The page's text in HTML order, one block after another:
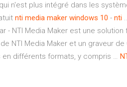
n'est plus intégré dans les
nti media maker windows 10 - nti
- NTI Media Maker est une
NTI Media Maker et un graveur
différents formats, y compris …